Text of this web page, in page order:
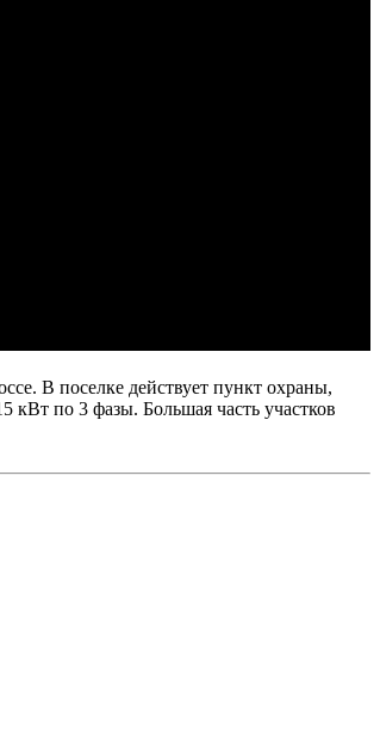
В поселке действует пункт охраны,
кВт по 3 фазы. Большая часть участков